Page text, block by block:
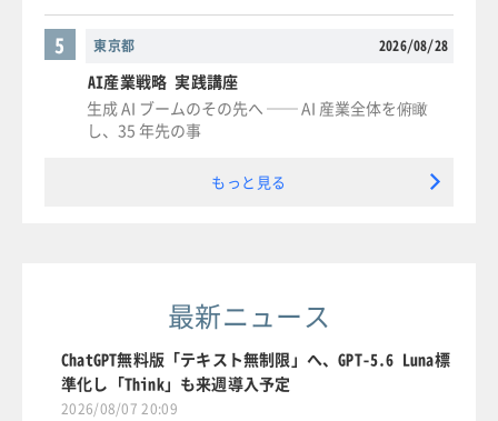
東京都 2026/08/28
5
AI産業戦略 実践講座
生成 AI ブームのその先へ ── AI 産業全体を俯瞰
し、35 年先の事
もっと見る
最新ニュース
ChatGPT無料版「テキスト無制限」へ、GPT-5.6 Luna標
準化し「Think」も来週導入予定
2026/08/07 20:09